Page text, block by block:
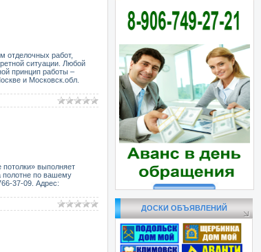
отделочных работ,
ситуации. Любой
принцип работы –
и Московск.обл.
выполняет
полотне по вашему
37-09. Адрес:
ДОСКИ ОБЪЯВЛЕНИЙ